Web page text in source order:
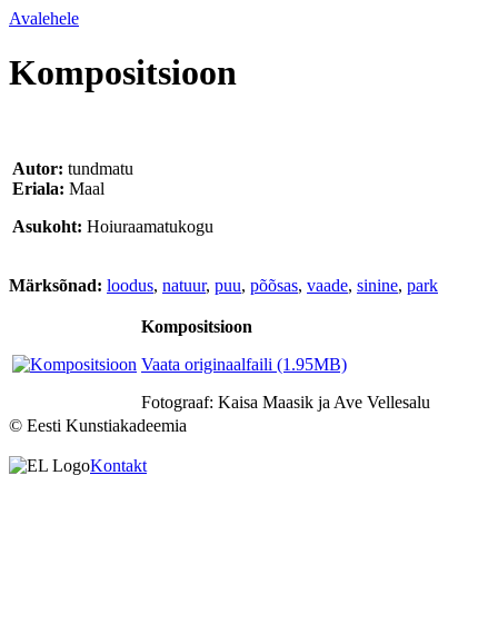
Avalehele
Kompositsioon
Autor: tundmatu
Eriala: Maal
Asukoht: Hoiuraamatukogu
Märksõnad: loodus, natuur, puu, põõsas, vaade, sinine, park
Kompositsioon
Vaata originaalfaili (1.95MB)
Fotograaf: Kaisa Maasik ja Ave Vellesalu
© Eesti Kunstiakadeemia
Kontakt